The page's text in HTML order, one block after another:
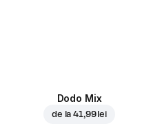
Dodo Mix
de la41,99 lei